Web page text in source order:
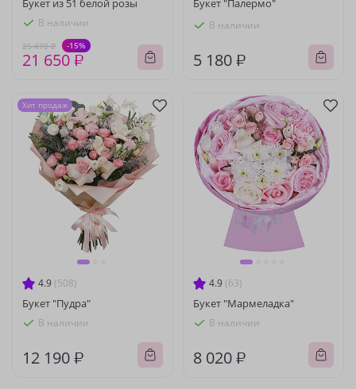
Букет из 51 белой розы
В наличии
25 470 ₽ -15%
21 650 ₽
Букет "Палермо"
В наличии
5 180 ₽
4.9 (508)
Букет "Пудра"
В наличии
12 190 ₽
Хит продаж
4.9 (63)
Букет "Мармеладка"
В наличии
8 020 ₽